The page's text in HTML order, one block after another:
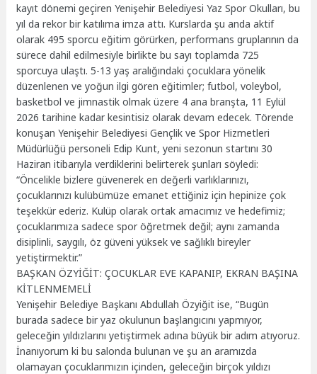
kayıt dönemi geçiren Yenişehir Belediyesi Yaz Spor Okulları, bu
yıl da rekor bir katılıma imza attı. Kurslarda şu anda aktif
olarak 495 sporcu eğitim görürken, performans gruplarının da
sürece dahil edilmesiyle birlikte bu sayı toplamda 725
sporcuya ulaştı. 5-13 yaş aralığındaki çocuklara yönelik
düzenlenen ve yoğun ilgi gören eğitimler; futbol, voleybol,
basketbol ve jimnastik olmak üzere 4 ana branşta, 11 Eylül
2026 tarihine kadar kesintisiz olarak devam edecek. Törende
konuşan Yenişehir Belediyesi Gençlik ve Spor Hizmetleri
Müdürlüğü personeli Edip Kunt, yeni sezonun startını 30
Haziran itibarıyla verdiklerini belirterek şunları söyledi:
“Öncelikle bizlere güvenerek en değerli varlıklarınızı,
çocuklarınızı kulübümüze emanet ettiğiniz için hepinize çok
teşekkür ederiz. Kulüp olarak ortak amacımız ve hedefimiz;
çocuklarımıza sadece spor öğretmek değil; aynı zamanda
disiplinli, saygılı, öz güveni yüksek ve sağlıklı bireyler
yetiştirmektir.”
BAŞKAN ÖZYİĞİT: ÇOCUKLAR EVE KAPANIP, EKRAN BAŞINA
KİTLENMEMELİ
Yenişehir Belediye Başkanı Abdullah Özyiğit ise, “Bugün
burada sadece bir yaz okulunun başlangıcını yapmıyor,
geleceğin yıldızlarını yetiştirmek adına büyük bir adım atıyoruz.
İnanıyorum ki bu salonda bulunan ve şu an aramızda
olamayan çocuklarımızın içinden, geleceğin birçok yıldızı